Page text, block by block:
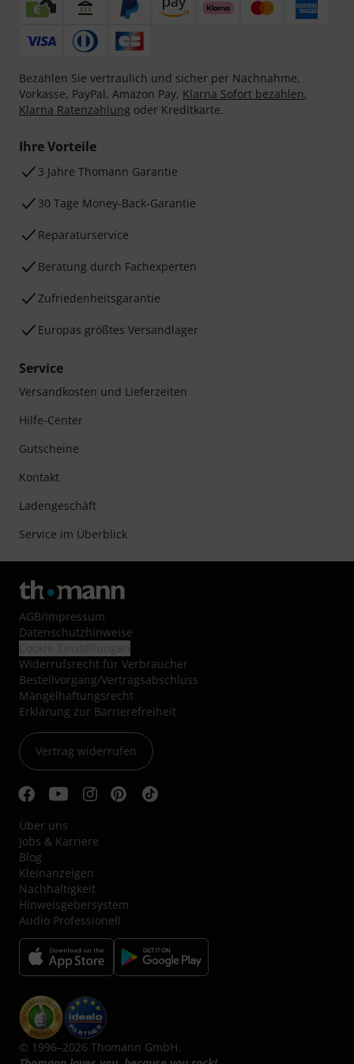
Bezahlen Sie vertraulich und sicher per Nachnahme,
Vorkasse, PayPal, Amazon Pay, Klarna Sofort bezahlen,
Klarna Ratenzahlung oder Kreditkarte.
Ihre Vorteile
3 Jahre Thomann Garantie
30 Tage Money-Back-Garantie
Reparaturservice
Beratung durch Fachexperten
Zufriedenheitsgarantie
Europas größtes Versandlager
Service
Versandkosten und Lieferzeiten
Hilfe-Center
Gutscheine
Kontakt
Ladengeschäft
Service im Überblick
AGB/Impressum
Datenschutzhinweise
Widerrufsrecht für Verbraucher
Bestellvorgang/Vertragsabschluss
Mängelhaftungsrecht
Erklärung zur Barrierefreiheit
Vertrag widerrufen
Über uns
Jobs & Karriere
Blog
Kleinanzeigen
Nachhaltigkeit
Hinweisgebersystem
Audio Professionell
© 1996–2026 Thomann GmbH.